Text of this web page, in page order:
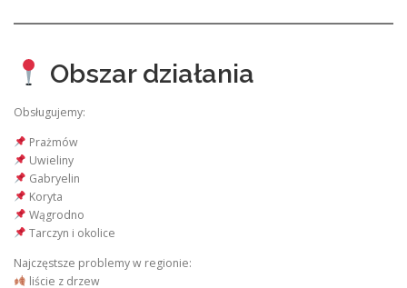
Obszar działania
Obsługujemy:
Prażmów
Uwieliny
Gabryelin
Koryta
Wągrodno
Tarczyn i okolice
Najczęstsze problemy w regionie:
liście z drzew